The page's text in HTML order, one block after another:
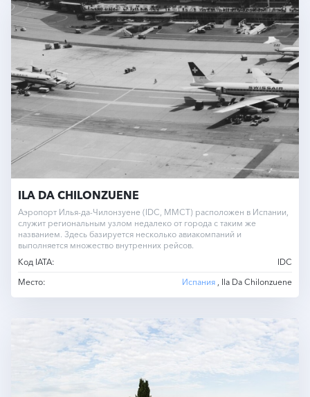
ILA DA CHILONZUENE
Аэропорт Илья-да-Чилонзуене (IDC, MMCT) расположен в Испании,
служит региональным узлом недалеко от города с таким же
названием. Здесь базируется несколько авиакомпаний и
выполняется множество внутренних рейсов.
Код IATA:
IDC
Место:
Испания , Ila Da Chilonzuene